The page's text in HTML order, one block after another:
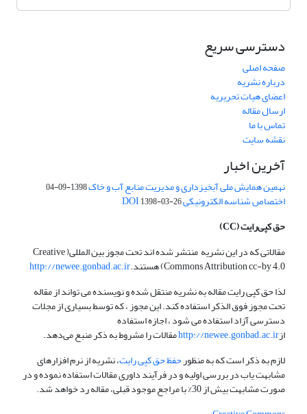
دسترسی سریع
صفحه اصلی
درباره نشریه
اعضای هیات تحریریه
ارسال مقاله
تماس با ما
نقشه سایت
آخرین اخبار
نهمین همایش ملی آبخیزداری و مدیریت منابع آب و خاک1398-09-04
اختصاص شناسه الکترونیکی DOI1398-03-26
حق کپی‌رایت(CC)
مقالاتی که در این نشریه منتشر شده اند تحت مجوز بین المللی( Creative
Commons Attribution cc-by 4.0) هستند.
http://newee.gonbad.ac.ir
لذا حق کپی رایت مقاله به نشریه منتقل شده و نویسنده می تواند از مقاله
تحت مجوز فوق الذکر استفاده کند. این مجوز ، که توسط بسیاری از مجلات
دسترسی آزاد استفاده می شود ، اجازه استفاده
ازhttp://newee.gonbad.ac.irمقالات را مشروط به ذکر منبع می‌دهد.
لازم به ذکر است که به منظورحفظ حق کپی رایت، نشریه از نرم افزارهای
مشابهت یاب در بررسی اولیه و در فرآیند داوری مقالات استفاده نموده و در
صورت مشابهت بیش از 30% با مراجع موجود قبلی، مقاله رد خواهد شد.